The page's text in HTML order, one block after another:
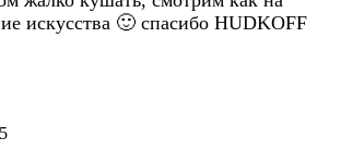
искусства 🙂 спасибо HUDKOFF